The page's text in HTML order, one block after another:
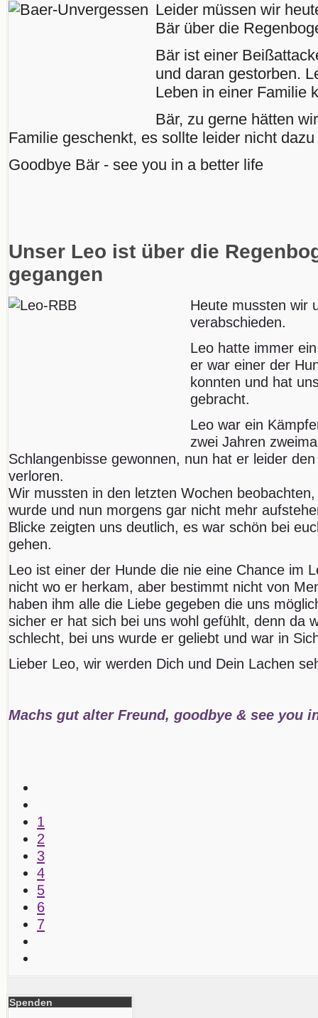
Leider müssen wir
Bär über die
Bär ist einer
und daran gestorben.
Leben in einer Familie
Bär, zu gerne hätten
Familie geschenkt, es sollte leider nicht
Goodbye Bär - see you in a better life
Unser Leo ist über die
gegangen
Heute mussten wir
verabschieden.
Leo hatte immer
er war einer der
konnten und hat
gebracht.
Leo war ein
zwei Jahren
Schlangenbisse gewonnen, nun hat er leider
verloren.
Wir mussten in den letzten Wochen
wurde und nun morgens gar nicht mehr
Blicke zeigten uns deutlich, es war schön bei
gehen.
Leo ist einer der Hunde die nie eine Chance im
nicht wo er herkam, aber bestimmt nicht von
haben ihm alle die Liebe gegeben die uns
sicher er hat sich bei uns wohl gefühlt, denn da
schlecht, bei uns wurde er geliebt und war in
Lieber Leo, wir werden Dich und Dein Lachen
Machs gut alter Freund, goodbye & see you
1
2
3
4
5
6
7
Spenden